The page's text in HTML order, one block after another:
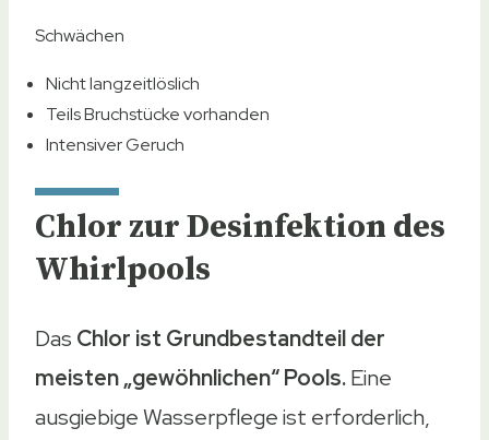
Schwächen
Nicht langzeitlöslich
Teils Bruchstücke vorhanden
Intensiver Geruch
Chlor zur Desinfektion des
Whirlpools
Das Chlor ist Grundbestandteil der
meisten „gewöhnlichen“ Pools.Eine
ausgiebige Wasserpflege ist erforderlich,